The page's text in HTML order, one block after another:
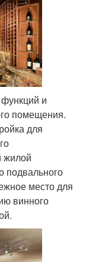
и
помещения.
для
жилой
подвального
место для
винного